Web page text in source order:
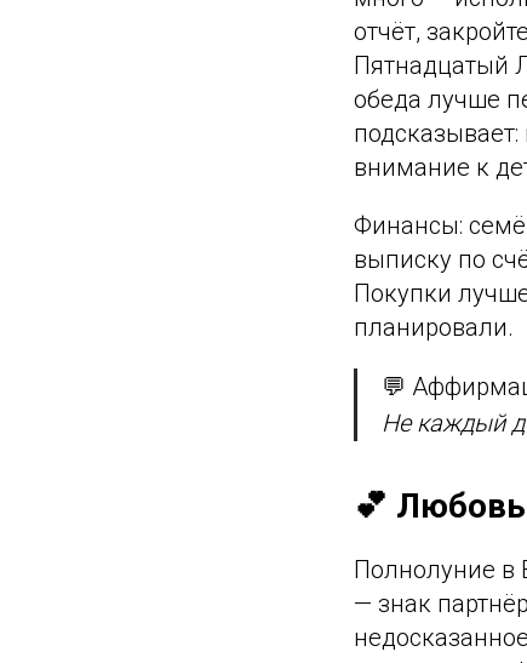
отчёт,
Пятнадцатый
обеда лучше
внимание к
Финансы:
выписку по
Покупки
планировали.
💬
Не каждый
💕
Полнолуние в
— знак